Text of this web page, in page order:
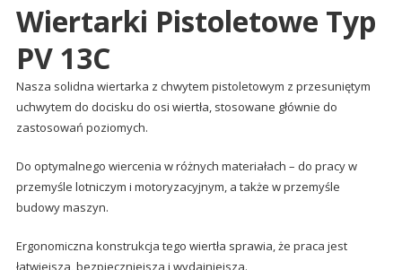
Wiertarki Pistoletowe Typ
PV 13C
Nasza solidna wiertarka z chwytem pistoletowym z przesuniętym
uchwytem do docisku do osi wiertła, stosowane głównie do
zastosowań poziomych.
Do optymalnego wiercenia w różnych materiałach – do pracy w
przemyśle lotniczym i motoryzacyjnym, a także w przemyśle
budowy maszyn.
Ergonomiczna konstrukcja tego wiertła sprawia, że praca jest
łatwiejsza, bezpieczniejsza i wydajniejsza.